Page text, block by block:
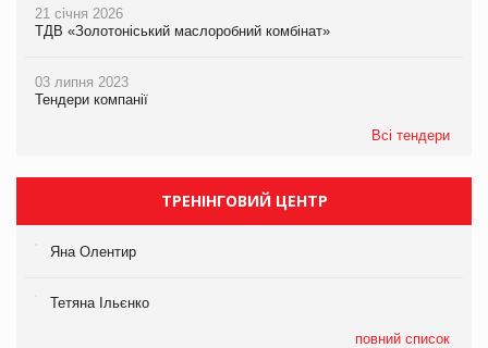
21 січня 2026
ТДВ «Золотоніський маслоробний комбінат»
03 липня 2023
Тендери компанії
Всі тендери
ТРЕНІНГОВИЙ ЦЕНТР
Яна Олентир
Тетяна Ільєнко
повний список